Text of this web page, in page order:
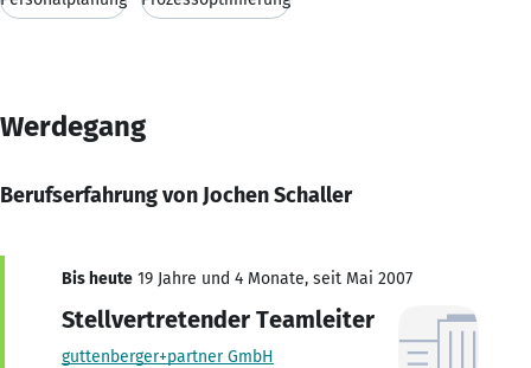
Werdegang
Berufserfahrung von Jochen Schaller
Bis heute 19 Jahre und 4 Monate, seit Mai 2007
Stellvertretender Teamleiter
guttenberger+partner GmbH